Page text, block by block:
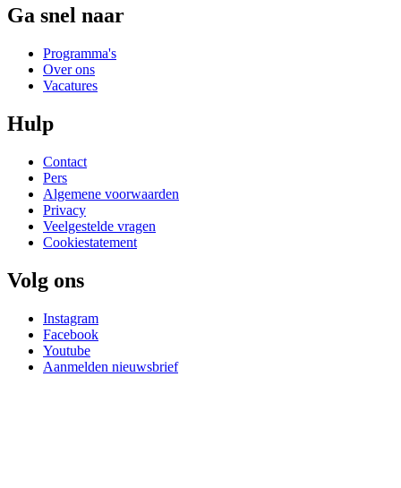
Ga snel naar
Programma's
Over ons
Vacatures
Hulp
Contact
Pers
Algemene voorwaarden
Privacy
Veelgestelde vragen
Cookiestatement
Volg ons
Instagram
Facebook
Youtube
Aanmelden nieuwsbrief